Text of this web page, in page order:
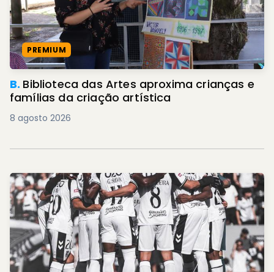
PREMIUM
B. Biblioteca das Artes aproxima crianças e
famílias da criação artística
8 agosto 2026